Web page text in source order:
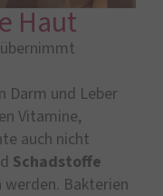
Haut
übernimmt
Darm und Leber
Vitamine,
auch nicht
Schadstoffe
werden. Bakterien